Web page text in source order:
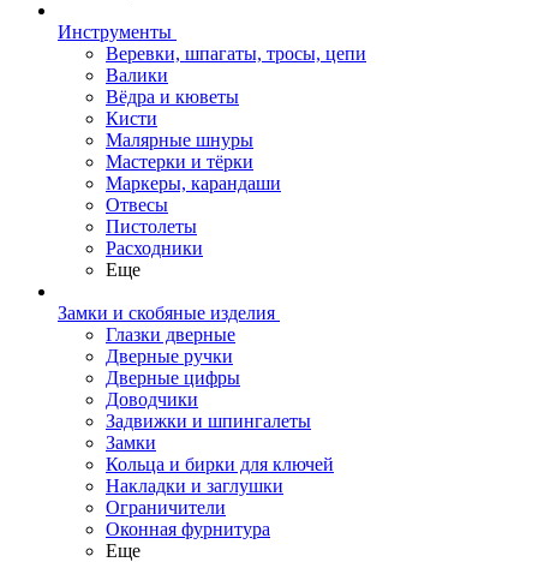
Инструменты
Веревки, шпагаты, тросы, цепи
Валики
Вёдра и кюветы
Кисти
Малярные шнуры
Мастерки и тёрки
Маркеры, карандаши
Отвесы
Пистолеты
Расходники
Еще
Замки и скобяные изделия
Глазки дверные
Дверные ручки
Дверные цифры
Доводчики
Задвижки и шпингалеты
Замки
Кольца и бирки для ключей
Накладки и заглушки
Ограничители
Оконная фурнитура
Еще